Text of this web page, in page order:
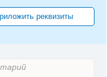
реквизиты